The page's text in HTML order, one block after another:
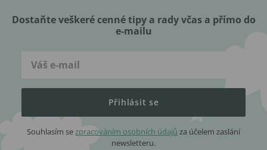
Dostaňte veškeré cenné tipy a rady včas a přímo do
e-mailu
Přihlásit se
Souhlasím sezpracováním osobních údajů za účelem zaslání
newsletteru.